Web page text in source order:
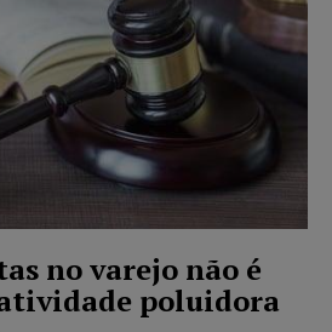
no varejo não é
poluidora